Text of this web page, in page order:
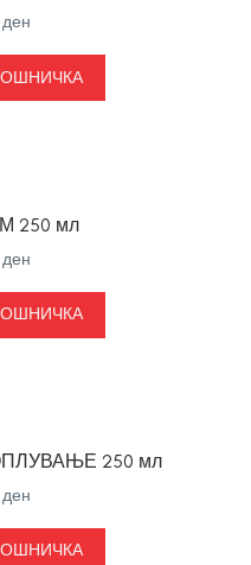
ден
250 мл
ден
250 мл
ден